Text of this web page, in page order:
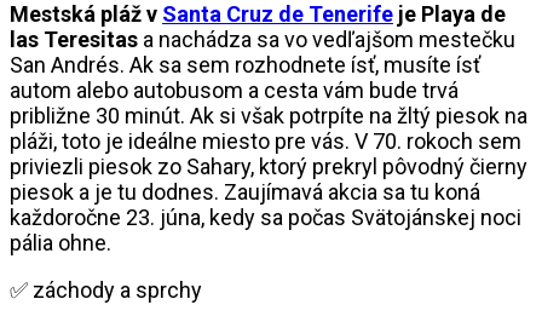
Mestská pláž v Santa Cruz de Tenerife je Playa de
las Teresitas a nachádza sa vo vedľajšom mestečku
San Andrés. Ak sa sem rozhodnete ísť, musíte ísť
autom alebo autobusom a cesta vám bude trvá
približne 30 minút. Ak si však potrpíte na žltý piesok na
pláži, toto je ideálne miesto pre vás. V 70. rokoch sem
priviezli piesok zo Sahary, ktorý prekryl pôvodný čierny
piesok a je tu dodnes. Zaujímavá akcia sa tu koná
každoročne 23. júna, kedy sa počas Svätojánskej noci
pália ohne.
✅ záchody a sprchy